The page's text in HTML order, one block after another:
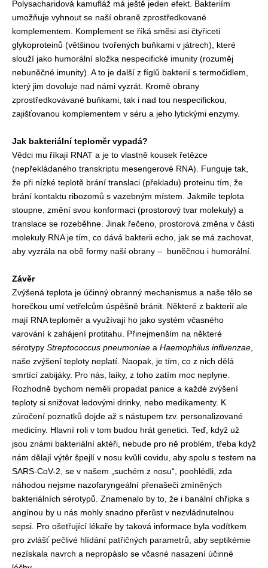
Polysacharidová kamufláž má ještě jeden efekt. Bakteriím
umožňuje vyhnout se naší obraně zprostředkované
komplementem. Komplement se říká směsi asi čtyřiceti
glykoproteinů (většinou tvořených buňkami v játrech), které
slouží jako humorální složka nespecifické imunity (rozuměj
nebuněčné imunity). A to je další z fíglů bakterií s termočidlem,
který jim dovoluje nad námi vyzrát. Kromě obrany
zprostředkovávané buňkami, tak i nad tou nespecifickou,
zajišťovanou komplementem v séru a jeho lytickými enzymy.
Jak bakteriální teploměr vypadá?
Vědci mu říkají RNAT a je to vlastně kousek řetězce
(nepřekládaného transkriptu mesengerové RNA). Funguje tak,
že při nízké teplotě brání translaci (překladu) proteinu tím, že
brání kontaktu ribozomů s vazebným místem. Jakmile teplota
stoupne, změní svou konformaci (prostorový tvar molekuly) a
translace se rozeběhne. Jinak řečeno, prostorová změna v části
molekuly RNA je tím, co dává bakterii echo, jak se má zachovat,
aby vyzrála na obě formy naší obrany – buněčnou i humorální.
Závěr
Zvýšená teplota je účinný obranný mechanismus a naše tělo se
horečkou umí vetřelcům úspěšně bránit. Některé z bakterií ale
mají RNA teploměr a využívají ho jako systém včasného
varování k zahájení protitahu. Přinejmenším na některé
sérotypy Streptococcus pneumoniae a Haemophilus influenzae
naše zvýšení teploty neplatí. Naopak, je tím, co z nich dělá
smrtící zabijáky. Pro nás, laiky, z toho zatím moc neplyne.
Rozhodně bychom neměli propadat panice a každé zvýšení
teploty si snižovat ledovými drinky, nebo medikamenty. K
zúročení poznatků dojde až s nástupem tzv. personalizované
medicíny. Hlavní roli v tom budou hrát genetici. Teď, když už
jsou známi bakteriální aktéři, nebude pro ně problém, třeba když
nám dělají výtěr špejlí v nosu kvůli covidu, aby spolu s testem na
SARS-CoV-2, se v našem „suchém z nosu“, poohlédli, zda
náhodou nejsme nazofaryngeální přenašeči zmíněných
bakteriálních sérotypů. Znamenalo by to, že i banální chřipka s
angínou by u nás mohly snadno přerůst v nezvládnutelnou
sepsi. Pro ošetřující lékaře by taková informace byla vodítkem
pro zvlášť pečlivé hlídání patřičných parametrů, aby septikémie
nezískala navrch a nepropáslo se včasné nasazení účinné